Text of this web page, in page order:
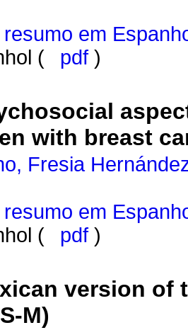
resumo em
(
pdf )
with breast
Fresia
resumo em
(
pdf )
version of
M)